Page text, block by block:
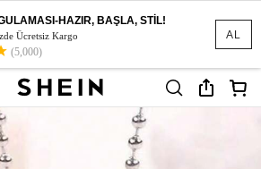
AL
HAZIR, BAŞLA, STİL!
Ücretsiz Kargo
(5,000)